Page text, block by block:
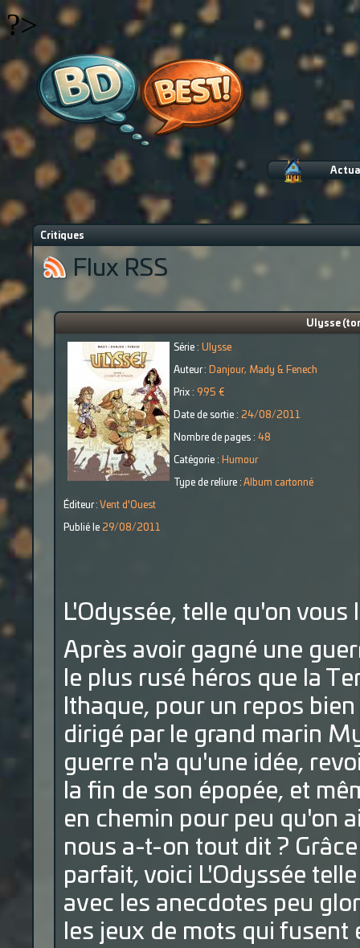
?>
Critiques
Flux RSS
Ulysse
Série : Ulysse
Auteur : Danjour, Mady & Fenech
Prix : 9.95 €
Date de sortie : 24/08/2011
Nombre de pages : 48
Catégorie : Humour
Type de reliure : Album cartonné
Éditeur : Vent d'Ouest
Publié le 29/08/2011
L'Odyssée, telle qu'on vous
Après avoir gagné une
le plus rusé héros que la
Ithaque, pour un repos
dirigé par le grand marin
guerre n'a qu'une idée,
la fin de son épopée, et
en chemin pour peu qu'on
nous a-t-on tout dit ?
parfait, voici L'Odyssée
avec les anecdotes peu
les jeux de mots qui